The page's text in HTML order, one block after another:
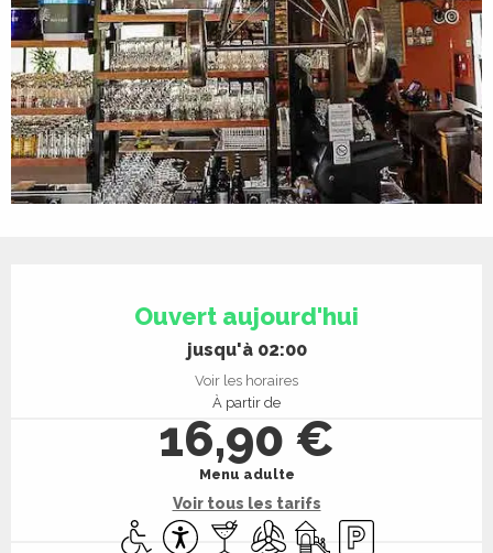
Ouvert aujourd'hui
jusqu'à 02:00
Voir les horaires
À partir de
16,90 €
Menu adulte
Voir tous les tarifs
Accès handicapés
AccessibilitéBar / Buvette
Air conditionné
Jeux pour enfants /
Parking